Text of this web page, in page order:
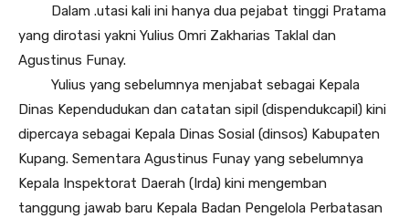
Dalam .utasi kali ini hanya dua pejabat tinggi Pratama
yang dirotasi yakni Yulius Omri Zakharias Taklal dan
Agustinus Funay.
Yulius yang sebelumnya menjabat sebagai Kepala
Dinas Kependudukan dan catatan sipil (dispendukcapil) kini
dipercaya sebagai Kepala Dinas Sosial (dinsos) Kabupaten
Kupang. Sementara Agustinus Funay yang sebelumnya
Kepala Inspektorat Daerah (Irda) kini mengemban
tanggung jawab baru Kepala Badan Pengelola Perbatasan